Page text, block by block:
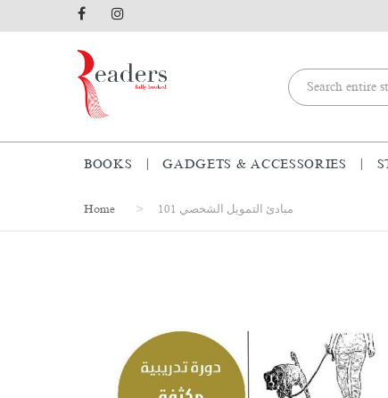
BOOKS GADGETS & ACCESSORIES
Home 101 مبادئ التمويل الشخصي